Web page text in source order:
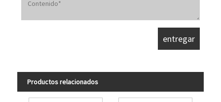
Productos relacionados